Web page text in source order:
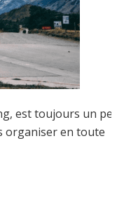
est toujours un peu
organiser en toute